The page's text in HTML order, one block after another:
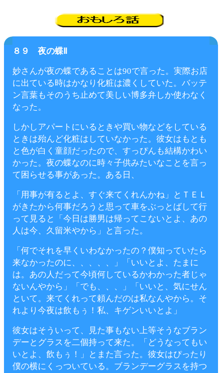
８９ 夜の蝶Ⅱ
妙さんが夜の蝶であることは90で言った。実際お店
に出ている時はかなり化粧は濃くしていた。バッテ
ン言葉もそのうち止めて美しい博多弁しか使わなく
なった。
しかしアパートにいるときや買い物などをしている
ときは殆んど化粧はしていなかった。彼女はもとも
と色が白く童顔だったので、すっぴんも結構かわい
かった。夜の蝶なのに時々子供みたいなことを言っ
て困らせる事があった。ある日、
「用事が有るとよ、すぐ来てくれんかね」とＴＥＬ
がきたから何事だろうと思って車をぶっとばして行
って見ると「今日は勝男は帰ってこないとよ、あの
人は今、久留米やから」と言った。
「何でそれを早くいわなかったの？僕知っていたら
来なかったのに、、、、、」「いいとよ、たまに
は。あの人だって今頃何しているかわかった者じゃ
ないんやから」「でも、、、」「いいと、気にせん
といて。来てくれって頼んだのは私なんやから。そ
れより今夜は飲もぅ！私、キゲンいいとよ」
彼女はそういって、見た事もない上等そうなブラン
デーとグラスを二個持って来た。「どうなってもい
いとよ、飲もぅ！」とまた言った。彼女はぴったり
僕の横にくっついている。ブランデーグラスを持つ